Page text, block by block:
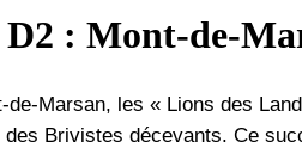
: Mont-de-
de-Marsan, les « Lions des
des Brivistes décevants. Ce